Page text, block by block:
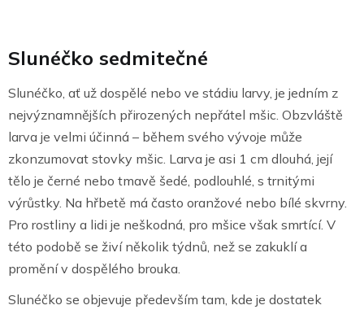
Slunéčko sedmitečné
Slunéčko, ať už dospělé nebo ve stádiu larvy, je jedním z
nejvýznamnějších přirozených nepřátel mšic. Obzvláště
larva je velmi účinná – během svého vývoje může
zkonzumovat stovky mšic. Larva je asi 1 cm dlouhá, její
tělo je černé nebo tmavě šedé, podlouhlé, s trnitými
výrůstky. Na hřbetě má často oranžové nebo bílé skvrny.
Pro rostliny a lidi je neškodná, pro mšice však smrtící. V
této podobě se živí několik týdnů, než se zakuklí a
promění v dospělého brouka.
Slunéčko se objevuje především tam, kde je dostatek